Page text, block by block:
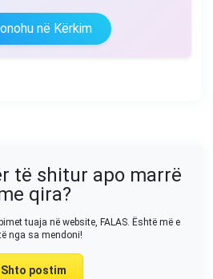
në Kërkim
të shitur apo marrë
qira?
tuaja në website, FALAS. Është më e
nga sa mendoni!
Shto postim